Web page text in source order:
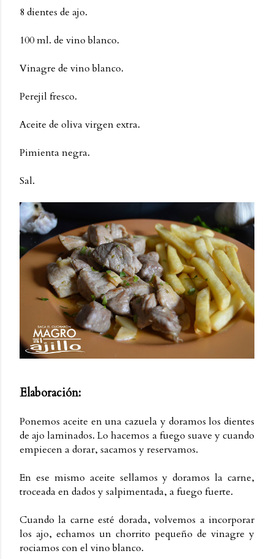
8 dientes de ajo.
100 ml. de vino blanco.
Vinagre de vino blanco.
Perejil fresco.
Aceite de oliva virgen extra.
Pimienta negra.
Sal.
Elaboración:
Ponemos aceite en una cazuela y doramos los dientes
de ajo laminados. Lo hacemos a fuego suave y cuando
empiecen a dorar, sacamos y reservamos.
En ese mismo aceite sellamos y doramos la carne,
troceada en dados y salpimentada, a fuego fuerte.
Cuando la carne esté dorada, volvemos a incorporar
los ajo, echamos un chorrito pequeño de vinagre y
rociamos con el vino blanco.